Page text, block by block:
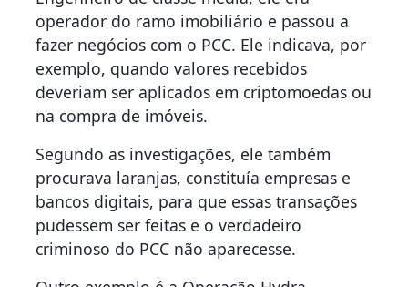
operador do ramo imobiliário e passou a
fazer negócios com o PCC. Ele indicava, por
exemplo, quando valores recebidos
deveriam ser aplicados em criptomoedas ou
na compra de imóveis.
Segundo as investigações, ele também
procurava laranjas, constituía empresas e
bancos digitais, para que essas transações
pudessem ser feitas e o verdadeiro
criminoso do PCC não aparecesse.